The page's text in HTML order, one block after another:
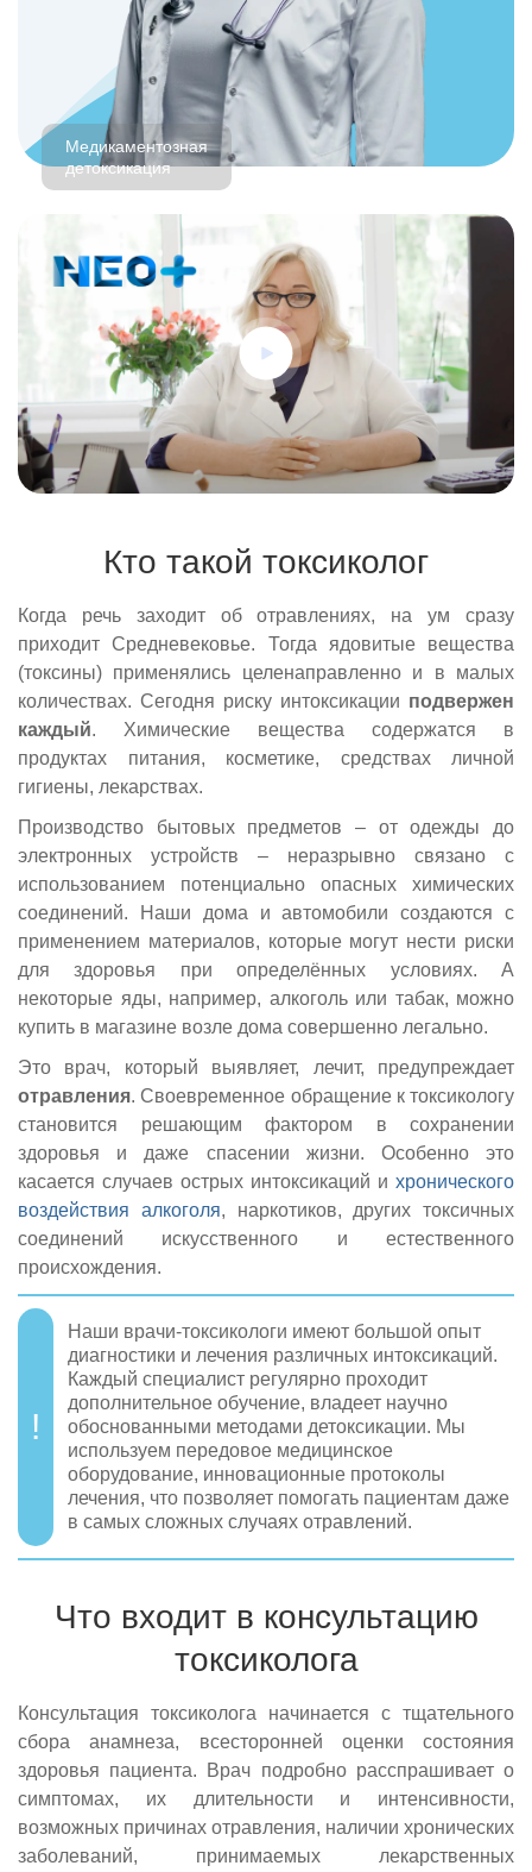
Медикаментозная
детоксикация
Кто такой токсиколог
Когда речь заходит об отравлениях, на ум сразу
приходит Средневековье. Тогда ядовитые вещества
(токсины) применялись целенаправленно и в малых
количествах. Сегодня риску интоксикации подвержен
каждый. Химические вещества содержатся в
продуктах питания, косметике, средствах личной
гигиены, лекарствах.
Производство бытовых предметов – от одежды до
электронных устройств – неразрывно связано с
использованием потенциально опасных химических
соединений. Наши дома и автомобили создаются с
применением материалов, которые могут нести риски
для здоровья при определённых условиях. А
некоторые яды, например, алкоголь или табак, можно
купить в магазине возле дома совершенно легально.
Это врач, который выявляет, лечит, предупреждает
отравления. Своевременное обращение к токсикологу
становится решающим фактором в сохранении
здоровья и даже спасении жизни. Особенно это
касается случаев острых интоксикаций и хронического
воздействия алкоголя, наркотиков, других токсичных
соединений искусственного и естественного
происхождения.
Наши врачи-токсикологи имеют большой опыт
диагностики и лечения различных интоксикаций.
Каждый специалист регулярно проходит
дополнительное обучение, владеет научно
обоснованными методами детоксикации. Мы
используем передовое медицинское
оборудование, инновационные протоколы
лечения, что позволяет помогать пациентам даже
в самых сложных случаях отравлений.
Что входит в консультацию
токсиколога
Консультация токсиколога начинается с тщательного
сбора анамнеза, всесторонней оценки состояния
здоровья пациента. Врач подробно расспрашивает о
симптомах, их длительности и интенсивности,
возможных причинах отравления, наличии хронических
заболеваний, принимаемых лекарственных